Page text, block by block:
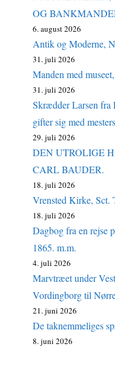
OG
6. august 2026
Antik og Moderne,
31. juli 2026
Manden med
31. juli 2026
Skrædder Larsen fra
gifter sig med
29. juli 2026
DEN UTROLIGE
CARL BAUDER.
18. juli 2026
Vrensted Kirke, Sct.
18. juli 2026
Dagbog fra en rejse
1865. m.m.
4. juli 2026
Marvtræet under
Vordingborg til
21. juni 2026
De taknemmeliges
8. juni 2026